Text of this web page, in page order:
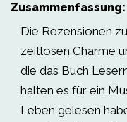
Zusammenfassung:
Die Rezensionen
zeitlosen Charme
die das Buch
halten es für ein
Leben gelesen